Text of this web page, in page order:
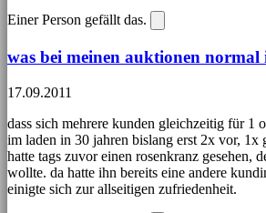
Einer Person gefällt das.
was bei meinen auktionen normal
17.09.2011
dass sich mehrere kunden gleichzeitig für 1
im laden in 30 jahren bislang erst 2x vor, 1x
hatte tags zuvor einen rosenkranz gesehen,
wollte. da hatte ihn bereits eine andere
einigte sich zur allseitigen zufriedenheit.